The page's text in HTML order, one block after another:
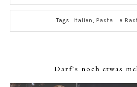
Tags: Italien, Pasta... e
Darf's noch etwas